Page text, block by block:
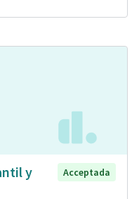
y
Acceptada